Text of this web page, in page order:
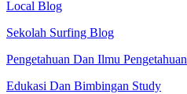
Local Blog
Sekolah Surfing Blog
Pengetahuan Dan Ilmu Pengetahuan
Edukasi Dan Bimbingan Study